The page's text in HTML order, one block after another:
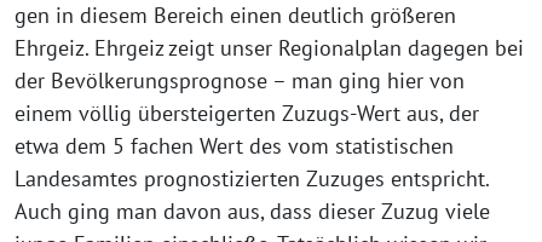
gen in die­sem Bereich einen deut­lich grö­ße­ren
Ehrgeiz. Ehrgeiz zeigt unser Regionalplan dage­gen bei
der Bevölkerungsprognose – man ging hier von
einem völ­lig über­stei­ger­ten Zuzugs-Wert aus, der
etwa dem 5 fachen Wert des vom sta­tis­ti­schen
Landesamtes pro­gnos­ti­zier­ten Zuzuges ent­spricht.
Auch ging man davon aus, dass die­ser Zuzug vie­le